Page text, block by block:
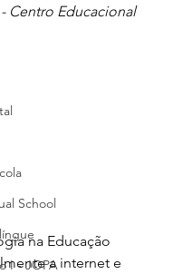
School
I - JOPA
Centro Educacional
na Educação
a internet e